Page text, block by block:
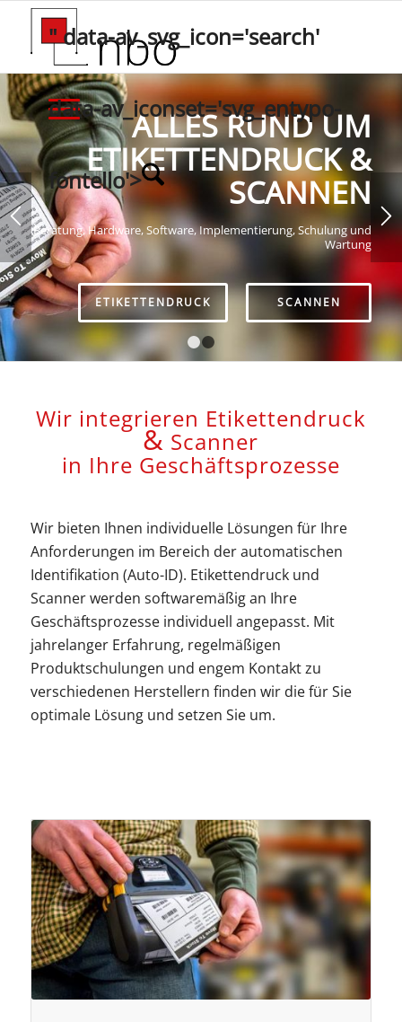
" data-av_svg_icon='search'
data-av_iconset='svg_entypo-
fontello'>
ALLES RUND UM
ETIKETTENDRUCK &
SCANNEN
Beratung, Hardware, Software, Implementierung, Schulung und
Wartung
ETIKETTENDRUCK SCANNEN
Wir integrieren Etikettendruck
& Scanner
in Ihre Geschäftsprozesse
Wir bieten Ihnen individuelle Lösungen für Ihre
Anforderungen im Bereich der automatischen
Identifikation (Auto-ID). Etikettendruck und
Scanner werden softwaremäßig an Ihre
Geschäftsprozesse individuell angepasst. Mit
jahrelanger Erfahrung, regelmäßigen
Produktschulungen und engem Kontakt zu
verschiedenen Herstellern finden wir die für Sie
optimale Lösung und setzen Sie um.